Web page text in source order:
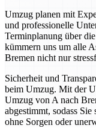
Umzug planen mit
und professionelle
Terminplanung über
kümmern uns um alle
Bremen nicht nur
Sicherheit und
beim Umzug. Mit der
Umzug von A nach
abgestimmt, sodass
ohne Sorgen oder